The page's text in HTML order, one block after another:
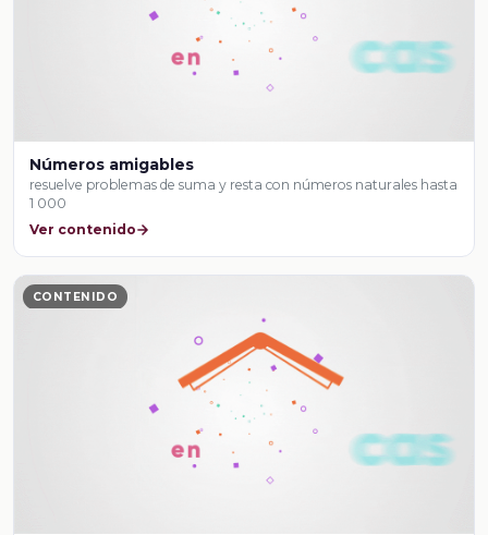
Números amigables
resuelve problemas de suma y resta con números naturales hasta
1 000
Ver contenido
CONTENIDO